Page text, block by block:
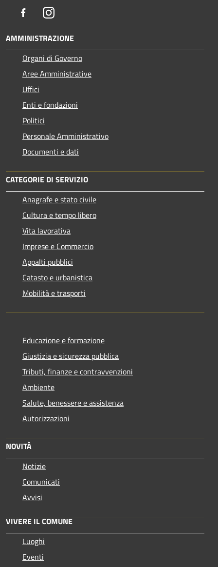
FacebookInstagram
AMMINISTRAZIONE
Organi di Governo
Aree Amministrative
Uffici
Enti e fondazioni
Politici
Personale Amministrativo
Documenti e dati
CATEGORIE DI SERVIZIO
Anagrafe e stato civile
Cultura e tempo libero
Vita lavorativa
Imprese e Commercio
Appalti pubblici
Catasto e urbanistica
Mobilità e trasporti
Educazione e formazione
Giustizia e sicurezza pubblica
Tributi, finanze e contravvenzioni
Ambiente
Salute, benessere e assistenza
Autorizzazioni
NOVITÀ
Notizie
Comunicati
Avvisi
VIVERE IL COMUNE
Luoghi
Eventi